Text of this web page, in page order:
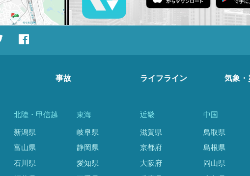
事故 ライフライン 気象・
北陸・甲信越
新潟県
富山県
石川県
東海
岐阜県
静岡県
愛知県
近畿
滋賀県
京都府
大阪府
中国
鳥取県
島根県
岡山県